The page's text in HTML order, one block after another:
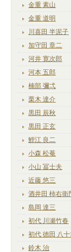
金重 素山
金重 道明
川喜田 半泥子
加守田 章二
河井 寛次郎
河本 五郎
楠部 彌弌
栗木 達介
黒田 辰秋
黒田 正玄
鯉江 良二
小森 松菴
小山 冨士夫
近藤 悠三
酒井田 柿右衛
島岡 達三
初代 川瀬竹春
初代 徳田 八
鈴木 治